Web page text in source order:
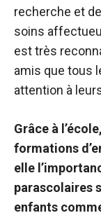
recherche et
soins
est très
amis que tous
attention à
Grâce à
formations
elle
parascolaires
enfants